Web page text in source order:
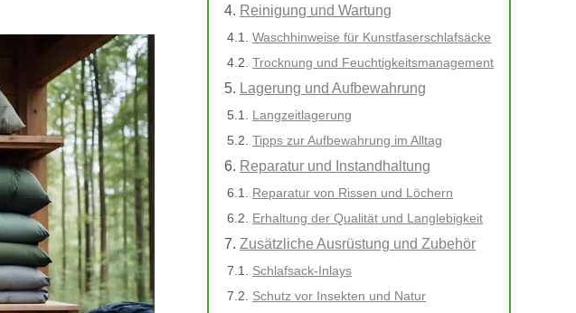
Reinigung und Wartung
Waschhinweise für Kunstfaserschlafsäcke
Trocknung und Feuchtigkeitsmanagement
Lagerung und Aufbewahrung
Langzeitlagerung
Tipps zur Aufbewahrung im Alltag
Reparatur und Instandhaltung
Reparatur von Rissen und Löchern
Erhaltung der Qualität und Langlebigkeit
Zusätzliche Ausrüstung und Zubehör
Schlafsack-Inlays
Schutz vor Insekten und Natur